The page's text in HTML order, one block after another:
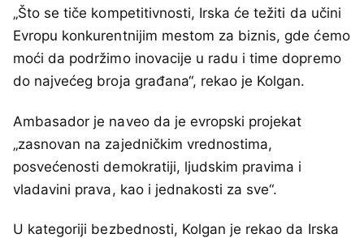
„Što se tiče kompetitivnosti, Irska će težiti da učini
Evropu konkurentnijim mestom za biznis, gde ćemo
moći da podržimo inovacije u radu i time dopremo
do najvećeg broja građana“, rekao je Kolgan.
Ambasador je naveo da je evropski projekat
„zasnovan na zajedničkim vrednostima,
posvećenosti demokratiji, ljudskim pravima i
vladavini prava, kao i jednakosti za sve“.
U kategoriji bezbednosti, Kolgan je rekao da Irska